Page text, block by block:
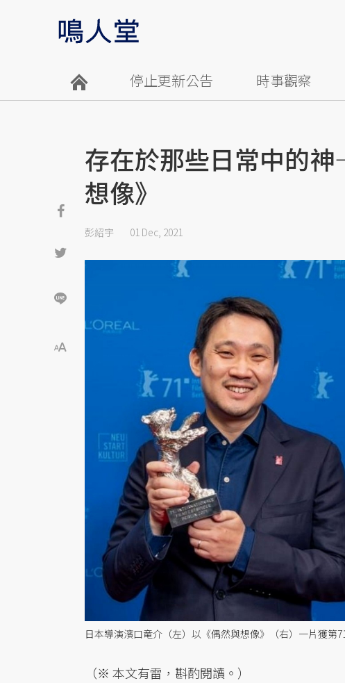
停止更新公告 時事觀察
存在於那些日常中的
想像》
彭紹宇 01 Dec, 2021
日本導演濱口竜介（左）以《偶然與想像》（右）一片獲第
（※ 本文有雷，斟酌閱讀。）